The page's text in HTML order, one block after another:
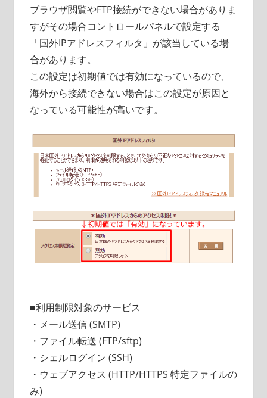
ブラウザ閲覧やFTP接続ができない場合がありま
すがその場合コントロールパネルで設定する
「国外IPアドレスフィルタ」が該当している場
合があります。
この設定は初期値では有効になっているので、
海外から接続できない場合はこの設定が原因と
なっている可能性が高いです。
■利用制限対象のサービス
・メール送信 (SMTP)
・ファイル転送 (FTP/sftp)
・シェルログイン (SSH)
・ウェブアクセス (HTTP/HTTPS 特定ファイルの
み)